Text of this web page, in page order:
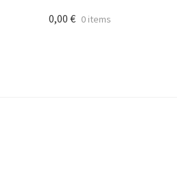
0,00 € 0 items